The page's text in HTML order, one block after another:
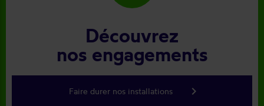
Découvrez
nos engagements
Faire durer nos installations keyboard_arrow_right